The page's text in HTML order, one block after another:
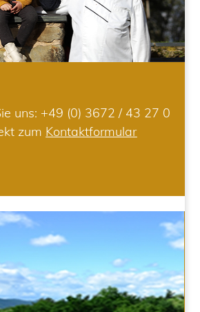
uns: +49 (0) 3672 / 43 27 0
zum Kontaktformular